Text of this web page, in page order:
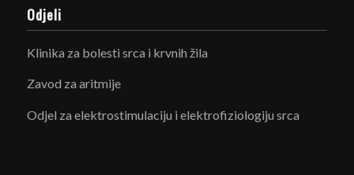
Odjeli
Klinika za bolesti srca i krvnih žila
Zavod za aritmije
Odjel za elektrostimulaciju i elektrofiziologiju srca